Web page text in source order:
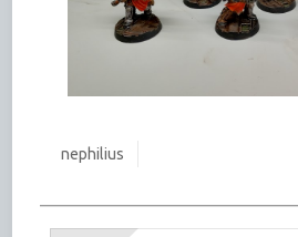
nephilius